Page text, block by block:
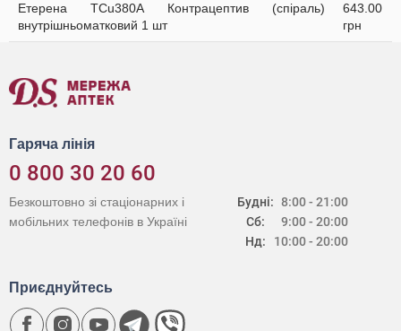
Етерена TCu380A Контрацептив (спіраль)
внутрішньоматковий 1 шт
643.00
грн
Гаряча лінія
0 800 30 20 60
Будні:
Сб:
Нд:
8:00 - 21:00
9:00 - 20:00
10:00 - 20:00
Безкоштовно зі стаціонарних і
мобільних телефонів в Україні
Приєднуйтесь